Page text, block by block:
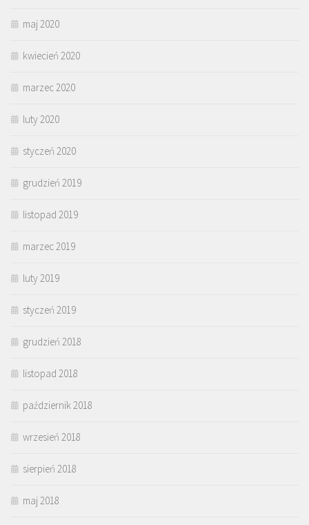
maj 2020
kwiecień 2020
marzec 2020
luty 2020
styczeń 2020
grudzień 2019
listopad 2019
marzec 2019
luty 2019
styczeń 2019
grudzień 2018
listopad 2018
październik 2018
wrzesień 2018
sierpień 2018
maj 2018